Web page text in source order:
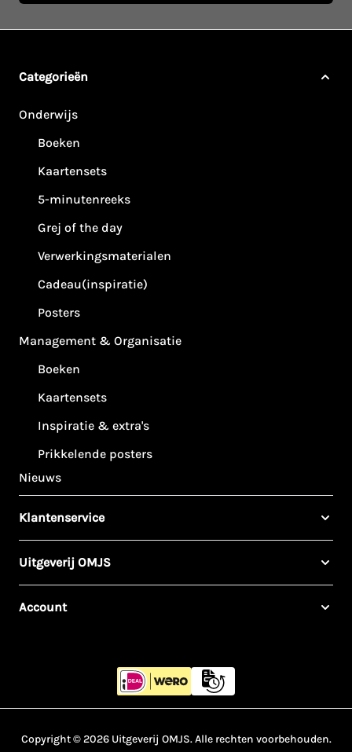
Categorieën
Onderwijs
Boeken
Kaartensets
5-minutenreeks
Grej of the day
Verwerkingsmaterialen
Cadeau(inspiratie)
Posters
Management & Organisatie
Boeken
Kaartensets
Inspiratie & extra's
Prikkelende posters
Nieuws
Klantenservice
Uitgeverij OMJS
Account
Copyright © 2026 Uitgeverij OMJS. Alle rechten voorbehouden.